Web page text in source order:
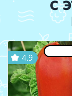
С
4.9